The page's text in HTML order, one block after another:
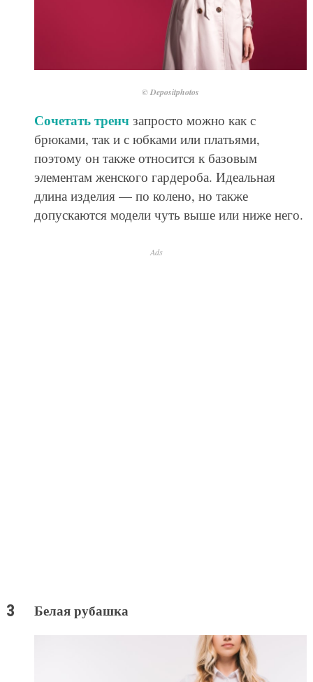
© Depositphotos
Сочетать тренчзапросто можно как с
брюками, так и с юбками или платьями,
поэтому он также относится к базовым
элементам женского гардероба. Идеальная
длина изделия — по колено, но также
допускаются модели чуть выше или ниже него.
Ads
Белая рубашка